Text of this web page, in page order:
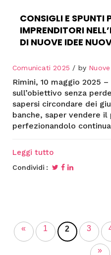
CONSIGLI E SPUNTI
IMPRENDITORI
DI NUOVE IDEE
Comunicati 2025 by
Rimini, 10 maggio 2025
sull’obiettivo senza
sapersi circondare dei
banche, saper vendere
perfezionandolo
Leggi tutto
Condividi
« 1 2 3
»